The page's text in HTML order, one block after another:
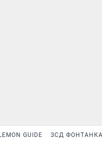
LEMON GUIDE ЗСД